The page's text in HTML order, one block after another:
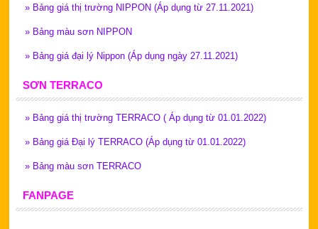
» Bảng giá thị trường NIPPON (Áp dụng từ 27.11.2021)
» Bảng màu sơn NIPPON
» Bảng giá đại lý Nippon (Áp dụng ngày 27.11.2021)
SƠN TERRACO
» Bảng giá thị trường TERRACO ( Áp dụng từ 01.01.2022)
» Bảng giá Đại lý TERRACO (Áp dụng từ 01.01.2022)
» Bảng màu sơn TERRACO
FANPAGE